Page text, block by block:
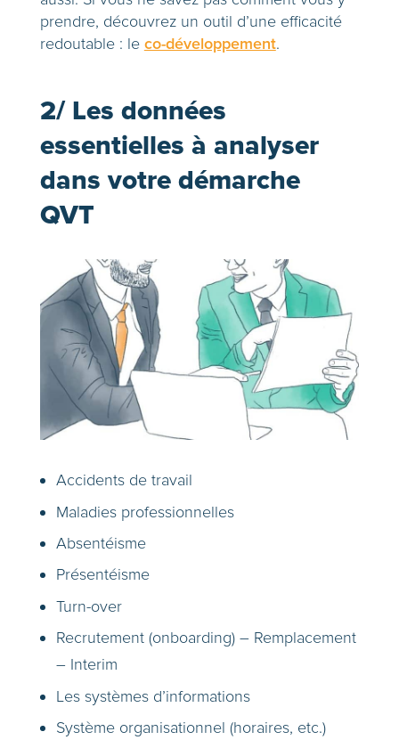
prendre, découvrez un outil d’une efficacité
redoutable : le co-développement.
2/ Les données
essentielles à analyser
dans votre démarche
QVT
Accidents de travail
Maladies professionnelles
Absentéisme
Présentéisme
Turn-over
Recrutement (onboarding) – Remplacement
– Interim
Les systèmes d’informations
Système organisationnel (horaires, etc.)